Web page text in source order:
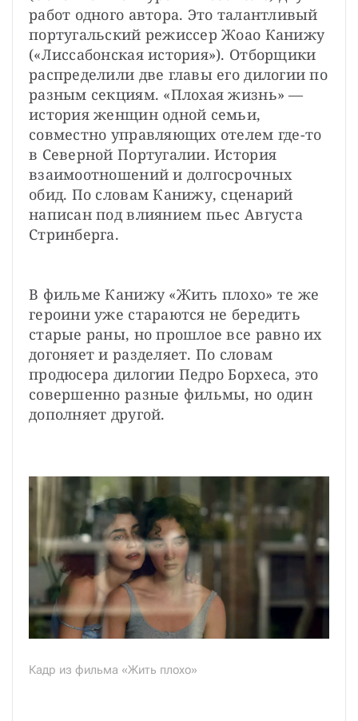
работ одного автора. Это талантливый
португальский режиссер Жоао Канижу
(«Лиссабонская история»). Отборщики
распределили две главы его дилогии по
разным секциям. «Плохая жизнь» —
история женщин одной семьи,
совместно управляющих отелем где-то
в Северной Португалии. История
взаимоотношений и долгосрочных
обид. По словам Канижу, сценарий
написан под влиянием пьес Августа
Стринберга.
В фильме Канижу «Жить плохо» те же
героини уже стараются не бередить
старые раны, но прошлое все равно их
догоняет и разделяет. По словам
продюсера дилогии Педро Борхеса, это
совершенно разные фильмы, но один
дополняет другой.
Кадр из фильма «Жить плохо»